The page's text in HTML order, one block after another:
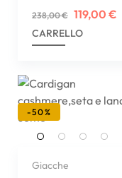
cashmere
Prezzo
regolare
238,00 € Prezzo
119,00 €
CARRELLO
-50%
Giacche